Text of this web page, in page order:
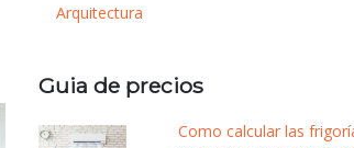
Arquitectura
Guia de precios
Como calcular las